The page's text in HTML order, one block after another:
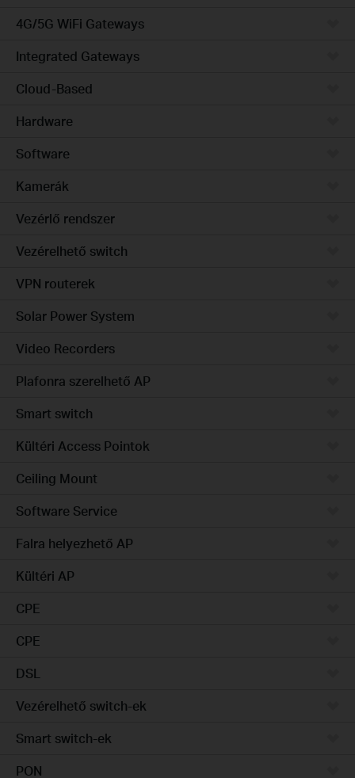
4G/5G WiFi Gateways
Integrated Gateways
Cloud-Based
Hardware
Software
Kamerák
Vezérlő rendszer
Vezérelhető switch
VPN routerek
Solar Power System
Video Recorders
Plafonra szerelhető AP
Smart switch
Kültéri Access Pointok
Ceiling Mount
Software Service
Falra helyezhető AP
Kültéri AP
CPE
CPE
DSL
Vezérelhető switch-ek
Smart switch-ek
PON